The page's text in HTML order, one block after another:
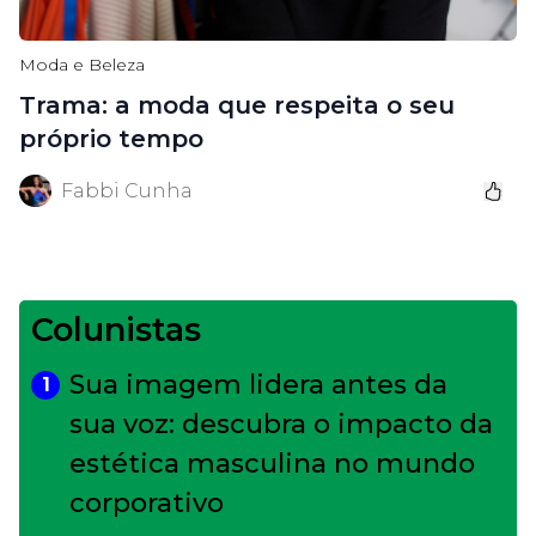
Moda e Beleza
Trama: a moda que respeita o seu
próprio tempo
Fabbi Cunha
Colunistas
1
Sua imagem lidera antes da
sua voz: descubra o impacto da
estética masculina no mundo
corporativo